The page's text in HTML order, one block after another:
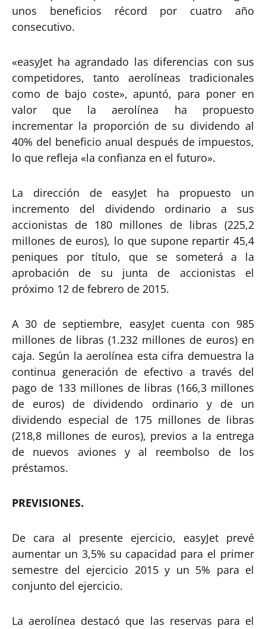
unos beneficios récord por cuatro año
consecutivo.
«easyJet ha agrandado las diferencias con sus
competidores, tanto aerolíneas tradicionales
como de bajo coste», apuntó, para poner en
valor que la aerolínea ha propuesto
incrementar la proporción de su dividendo al
40% del beneficio anual después de impuestos,
lo que refleja «la confianza en el futuro».
La dirección de easyJet ha propuesto un
incremento del dividendo ordinario a sus
accionistas de 180 millones de libras (225,2
millones de euros), lo que supone repartir 45,4
peniques por título, que se someterá a la
aprobación de su junta de accionistas el
próximo 12 de febrero de 2015.
A 30 de septiembre, easyJet cuenta con 985
millones de libras (1.232 millones de euros) en
caja. Según la aerolínea esta cifra demuestra la
continua generación de efectivo a través del
pago de 133 millones de libras (166,3 millones
de euros) de dividendo ordinario y de un
dividendo especial de 175 millones de libras
(218,8 millones de euros), previos a la entrega
de nuevos aviones y al reembolso de los
préstamos.
PREVISIONES.
De cara al presente ejercicio, easyJet prevé
aumentar un 3,5% su capacidad para el primer
semestre del ejercicio 2015 y un 5% para el
conjunto del ejercicio.
La aerolínea destacó que las reservas para el